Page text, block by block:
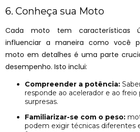
6. Conheça sua Moto
Cada moto tem características
influenciar a maneira como você
moto em detalhes é uma parte
desempenho. Isto inclui:
Compreender a potência:
responde ao acelerador e ao
surpresas.
Familiarizar-se com o peso:
podem exigir técnicas diferentes